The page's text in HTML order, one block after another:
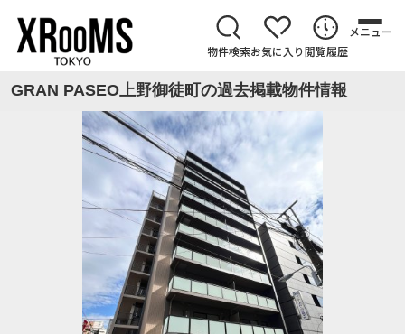
物件検索お気に入り閲覧履歴
メニュー
GRAN PASEO上野御徒町の過去掲載物件情報